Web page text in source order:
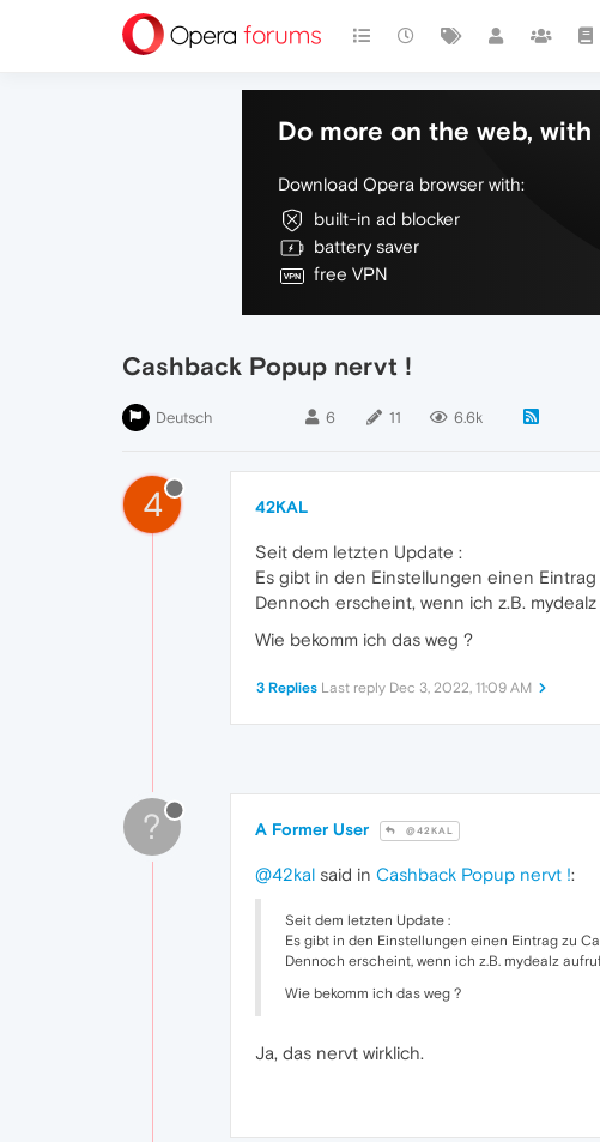
Do more on the web,
Download Opera browser with:
built-in ad blocker
battery saver
free VPN
Cashback Popup nervt !
Deutsch 6 11 6.6k
4 42KAL
Seit dem letzten Update :
Es gibt in den Einstellungen einen
Dennoch erscheint, wenn ich z.B.
Wie bekomm ich das weg ?
3 Replies Last reply Dec 3, 2022, 11:09 AM
? A Former User @42KAL
@42kal said in Cashback Popup nervt !:
Seit dem letzten Update :
Es gibt in den Einstellungen einen Eintrag zu
Dennoch erscheint, wenn ich z.B. mydealz
Wie bekomm ich das weg ?
Ja, das nervt wirklich.